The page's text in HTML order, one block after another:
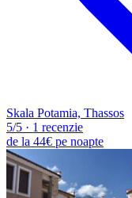
Skala Potamia, Thassos
5/5 · 1 recenzie
de la 44€ pe noapte